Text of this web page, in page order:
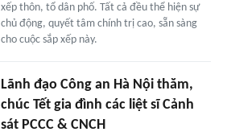
xếp thôn, tổ dân phố. Tất cả đều thể hiện sự
chủ động, quyết tâm chính trị cao, sẵn sàng
cho cuộc sắp xếp này.
Lãnh đạo Công an Hà Nội thăm,
chúc Tết gia đình các liệt sĩ Cảnh
sát PCCC & CNCH